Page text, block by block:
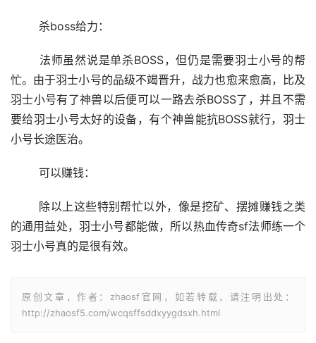
	杀boss给力：
忙。由于羽士小号的品级不竭晋升，战力也愈来愈高，比及
羽士小号有了神兽以后便可以一路去杀BOSS了，并且不需
要给羽士小号太好的设备，有个神兽能抗BOSS就行，羽士
小号长途医治。
	可以赚钱：
的通用益处，羽士小号都能做，所以热血传奇sf法师练一个
羽士小号真的是很有效。
原创文章，作者：zhaosf官网，如若转载，请注明出处：
http://zhaosf5.com/wcqsffsddxyygdsxh.html